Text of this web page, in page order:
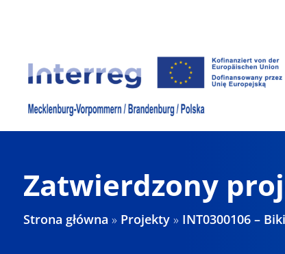
Zatwierdzony
Strona główna » Projekty » INT0300106 –